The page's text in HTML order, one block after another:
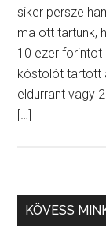
siker persze
ma ott tartunk,
10 ezer forintot
kóstolót tartott
eldurrant vagy
[…]
KÖVESS